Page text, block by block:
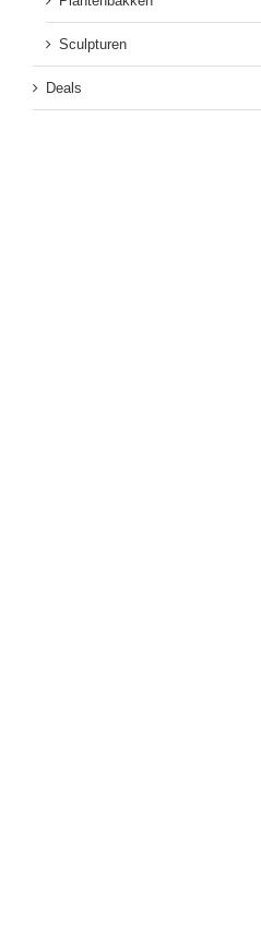
Sculpturen
Deals